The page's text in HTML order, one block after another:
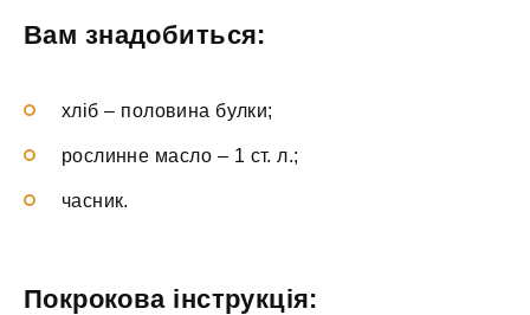
Вам знадобиться:
хліб – половина булки;
рослинне масло – 1 ст. л.;
часник.
Покрокова інструкція: